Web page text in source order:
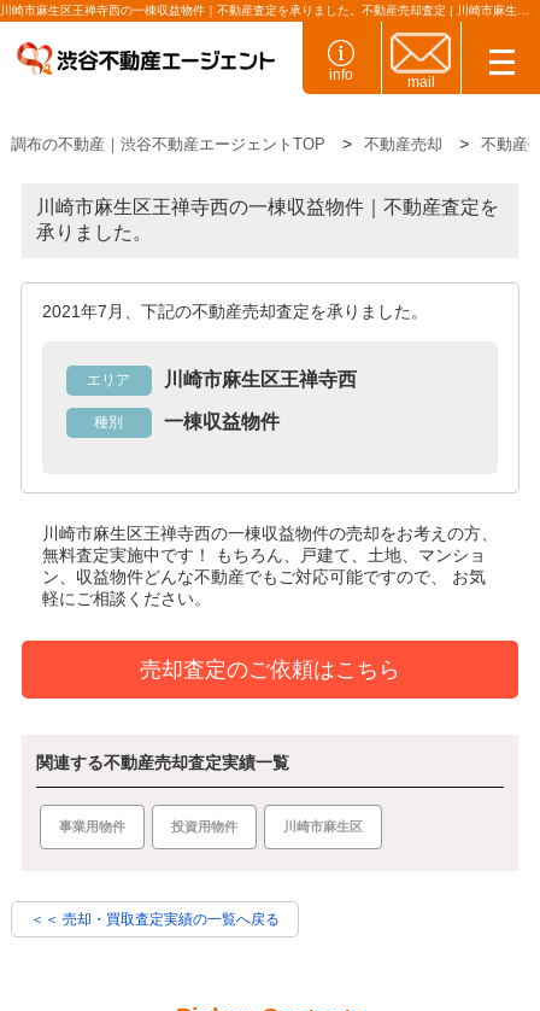
info mail
調布の不動産｜渋谷不動産エージェントTOP 不動産売却 不動産
川崎市麻生区王禅寺西の一棟収益物件｜不動産査定を
承りました。
2021年7月、下記の不動産売却査定を承りました。
エリア 川崎市麻生区王禅寺西
種別 一棟収益物件
川崎市麻生区王禅寺西の一棟収益物件の売却をお考えの方、
無料査定実施中です！
もちろん、戸建て、土地、マンショ
ン、収益物件どんな不動産でもご対応可能ですので、 お気
軽にご相談ください。
売却査定のご依頼はこちら
関連する不動産売却査定実績一覧
事業用物件 投資用物件 川崎市麻生区
＜＜ 売却・買取査定実績の一覧へ戻る